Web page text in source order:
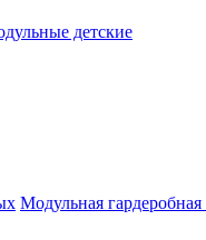
детские
Модульная